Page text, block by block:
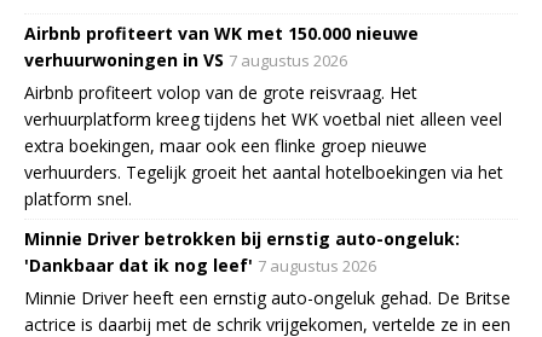
Airbnb profiteert van WK met 150.000 nieuwe
verhuurwoningen in VS 7 augustus 2026
Airbnb profiteert volop van de grote reisvraag. Het
verhuurplatform kreeg tijdens het WK voetbal niet alleen veel
extra boekingen, maar ook een flinke groep nieuwe
verhuurders. Tegelijk groeit het aantal hotelboekingen via het
platform snel.
Minnie Driver betrokken bij ernstig auto-ongeluk:
'Dankbaar dat ik nog leef' 7 augustus 2026
Minnie Driver heeft een ernstig auto-ongeluk gehad. De Britse
actrice is daarbij met de schrik vrijgekomen, vertelde ze in een